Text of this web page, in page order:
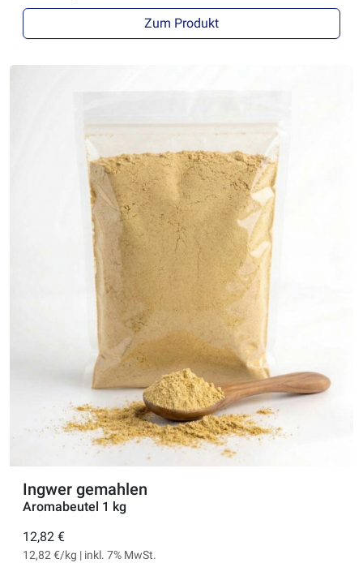
Zum Produkt
Ingwer gemahlen
Aromabeutel 1 kg
12,82 €
12,82 €/kg | inkl. 7% MwSt.